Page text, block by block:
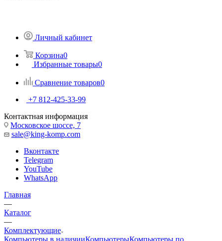
Личный кабинет
Корзина0
Избранные товары0
Сравнение товаров0
+7 812-425-33-99
Контактная информация
Московское шоссе, 7
sale@king-komp.com
Вконтакте
Telegram
YouTube
WhatsApp
Главная
—
Каталог
—
Комплектующие
Компьютеры в наличииКомпьютерыКомпьютеры по